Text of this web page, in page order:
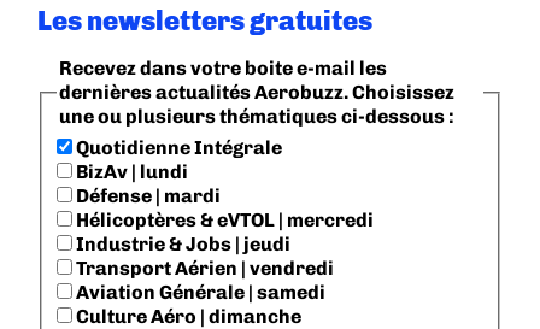
Les newsletters gratuites
Recevez dans votre boite e-mail les
dernières actualités Aerobuzz. Choisissez
une ou plusieurs thématiques ci-dessous :
Quotidienne Intégrale
BizAv | lundi
Défense | mardi
Hélicoptères & eVTOL | mercredi
Industrie & Jobs | jeudi
Transport Aérien | vendredi
Aviation Générale | samedi
Culture Aéro | dimanche